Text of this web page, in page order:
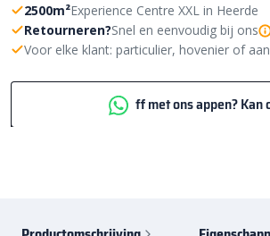
2500m²Experience Centre XXL in Heerde
Retourneren?Snel en eenvoudig bij ons
Voor elke klant: particulier, hovenier of
ff met ons appen? Kan